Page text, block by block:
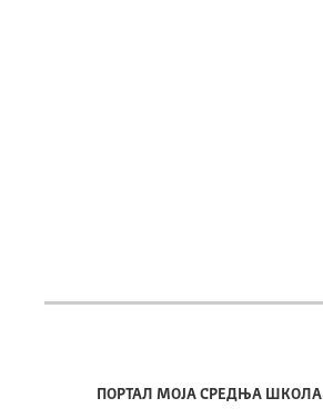
ПОРТАЛ МОЈА СРЕДЊА ШКОЛА